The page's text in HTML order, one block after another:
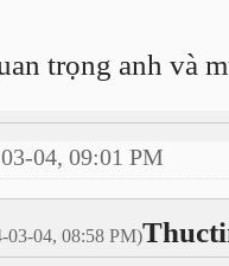
trọng anh và
04, 09:01 PM
03-04, 08:58 PM)